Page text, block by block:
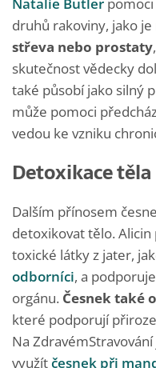
druhů rakoviny, jako je
střeva nebo prostaty
skutečnost vědecky
také působí jako silný
může pomoci
vedou ke vzniku
Detoxikace těla
Dalším přínosem
detoxikovat tělo.
toxické látky z jater,
odborníci, a
orgánu. Česnek také
které podporují
Na
využítčesnek při